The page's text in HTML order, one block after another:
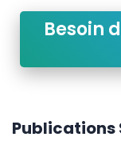
Besoin
Publications